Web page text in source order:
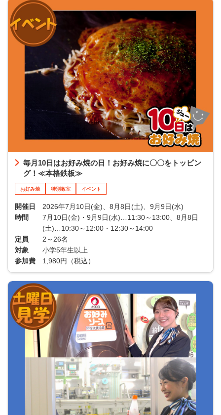
毎月10日はお好み焼の日！お好み焼に〇〇をトッピン
グ！≪本格鉄板≫
お好み焼 特別教室 イベント
開催日
2026年7月10日(金)、8月8日(土)、9月9日(水)
時間
7月10日(金)・9月9日(水)…11:30～13:00、8月8日
(土)…10:30～12:00・12:30～14:00
定員
2～26名
対象
小学5年生以上
参加費
1,980円（税込）